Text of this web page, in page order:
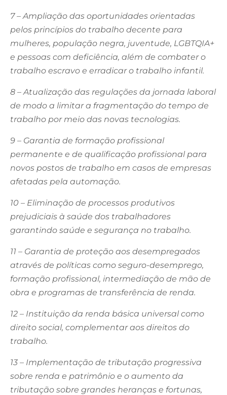
7 – Ampliação das oportunidades orientadas
pelos princípios do trabalho decente para
mulheres, população negra, juventude, LGBTQIA+
e pessoas com deficiência, além de combater o
trabalho escravo e erradicar o trabalho infantil.
8 – Atualização das regulações da jornada laboral
de modo a limitar a fragmentação do tempo de
trabalho por meio das novas tecnologias.
9 – Garantia de formação profissional
permanente e de qualificação profissional para
novos postos de trabalho em casos de empresas
afetadas pela automação.
10 – Eliminação de processos produtivos
prejudiciais à saúde dos trabalhadores
garantindo saúde e segurança no trabalho.
11 – Garantia de proteção aos desempregados
através de políticas como seguro-desemprego,
formação profissional, intermediação de mão de
obra e programas de transferência de renda.
12 – Instituição da renda básica universal como
direito social, complementar aos direitos do
trabalho.
13 – Implementação de tributação progressiva
sobre renda e patrimônio e o aumento da
tributação sobre grandes heranças e fortunas,